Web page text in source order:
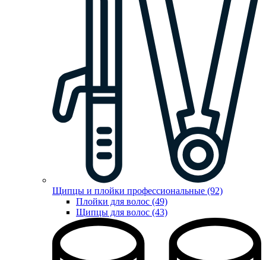
Щипцы и плойки профессиональные (92)
Плойки для волос (49)
Щипцы для волос (43)